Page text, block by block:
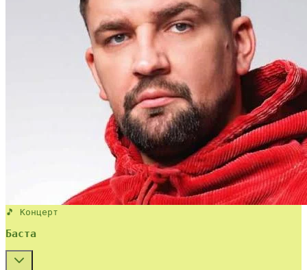
🎵 Концерт
Баста